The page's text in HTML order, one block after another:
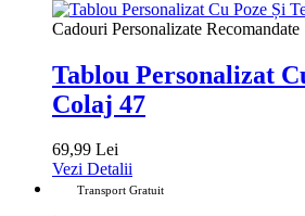
Cadouri Personalizate Recomandate
Tablou Personalizat
Colaj 47
69,99 Lei
Vezi Detalii
Transport Gratuit